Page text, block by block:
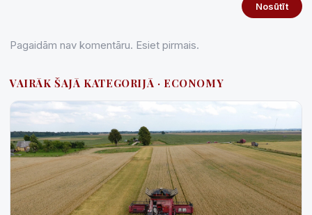
Nosūtīt
Pagaidām nav komentāru. Esiet pirmais.
VAIRĀK ŠAJĀ KATEGORIJĀ · ECONOMY